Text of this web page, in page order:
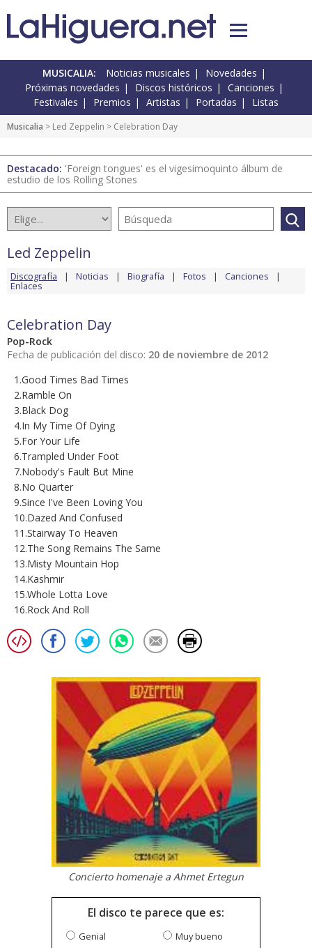
MUSICALIA: Noticias musicales
Novedades
Próximas novedades
Discos históricos
Canciones
Festivales
Premios Artistas Portadas Listas
Musicalia > Led Zeppelin > Celebration Day
Destacado: 'Foreign tongues' es el vigesimoquinto álbum de
estudio de los Rolling Stones
Led Zeppelin
Discografía Noticias Biografía Fotos Canciones
Enlaces
Celebration Day
Pop-Rock
Fecha de publicación del disco: 20 de noviembre de 2012
1.Good Times Bad Times
2.Ramble On
3.Black Dog
4.In My Time Of Dying
5.For Your Life
6.Trampled Under Foot
7.Nobody's Fault But Mine
8.No Quarter
9.Since I've Been Loving You
10.Dazed And Confused
11.Stairway To Heaven
12.The Song Remains The Same
13.Misty Mountain Hop
14.Kashmir
15.Whole Lotta Love
16.Rock And Roll
Concierto homenaje a Ahmet Ertegun
El disco te parece que es:
Genial
Muy bueno